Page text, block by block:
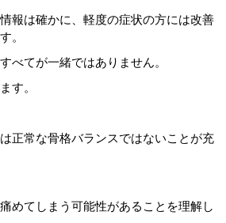
報は確かに、軽度の症状の方には改善
。
べてが一緒ではありません。
す。
正常な骨格バランスではないことが充
めてしまう可能性があることを理解し